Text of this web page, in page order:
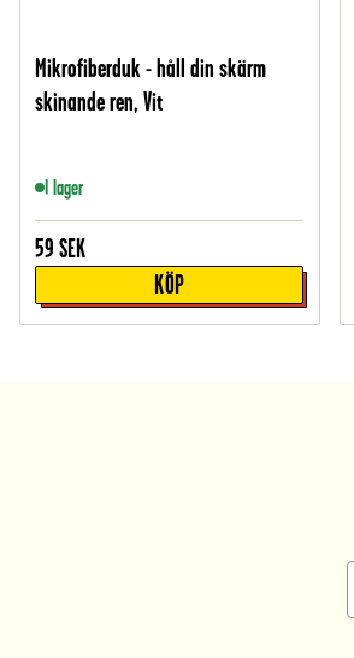
Mikrofiberduk - håll din skärm
skinande ren, Vit
I lager
59 SEK
KÖP